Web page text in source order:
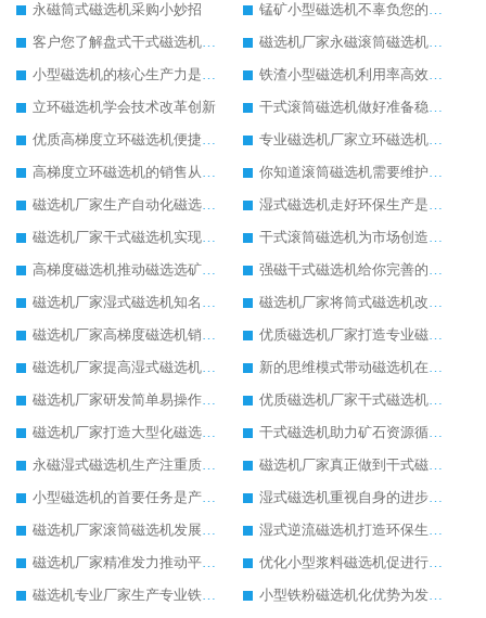
永磁筒式磁选机采购小妙招
锰矿小型磁选机不辜负您的信赖
客户您了解盘式干式磁选机的优势吗
磁选机厂家永磁滚筒磁选机重在创新生产
小型磁选机的核心生产力是创新
铁渣小型磁选机利用率高效果好
立环磁选机学会技术改革创新
干式滚筒磁选机做好准备稳定发展
优质高梯度立环磁选机便捷高效生产
专业磁选机厂家立环磁选机使用有保障
高梯度立环磁选机的销售从不打价格战
你知道滚筒磁选机需要维护保养吗
磁选机厂家生产自动化磁选机设备
湿式磁选机走好环保生产是王道
磁选机厂家干式磁选机实现低碳生产
干式滚筒磁选机为市场创造更多价值
高梯度磁选机推动磁选选矿设备行业的发展
强磁干式磁选机给你完善的配套生产服务
磁选机厂家湿式磁选机知名度更高
磁选机厂家将筒式磁选机改革进行到底
磁选机厂家高梯度磁选机销量高
优质磁选机厂家打造专业磁选机
磁选机厂家提高湿式磁选机工作能力
新的思维模式带动磁选机在厂家更好发展
磁选机厂家研发简单易操作的干式磁选机
优质磁选机厂家干式磁选机脚踏实地的生产
磁选机厂家打造大型化磁选机选矿设备
干式磁选机助力矿石资源循环利用
永磁湿式磁选机生产注重质量问题
磁选机厂家真正做到干式磁选机高效率生产
小型磁选机的首要任务是产业转型升级
湿式磁选机重视自身的进步和发展
磁选机厂家滚筒磁选机发展又快又稳
湿式逆流磁选机打造环保生产理念
磁选机厂家精准发力推动平板磁选机发展
优化小型浆料磁选机促进行业生产
磁选机专业厂家生产专业铁矿磁选机
小型铁粉磁选机化优势为发展动力